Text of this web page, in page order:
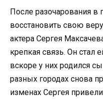
После разочарования в
восстановить свою
актера Сергея
крепкая связь. Он стал
вскоре у них родился
разных городах снова
изменах Сергея